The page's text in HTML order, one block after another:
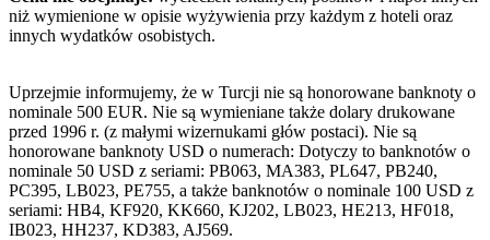
niż wymienione w opisie wyżywienia przy każdym z hoteli oraz
innych wydatków osobistych.
Uprzejmie informujemy, że w Turcji nie są honorowane banknoty o
nominale 500 EUR. Nie są wymieniane także dolary drukowane
przed 1996 r. (z małymi wizernukami głów postaci). Nie są
honorowane banknoty USD o numerach: Dotyczy to banknotów o
nominale 50 USD z seriami: PB063, MA383, PL647, PB240,
PC395, LB023, PE755, a także banknotów o nominale 100 USD z
seriami: HB4, KF920, KK660, KJ202, LB023, HE213, HF018,
IB023, HH237, KD383, AJ569.